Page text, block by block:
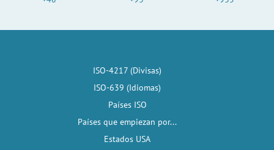
ISO-4217 (Divisas)
ISO-639 (Idiomas)
Países ISO
Países que empiezan por...
Estados USA